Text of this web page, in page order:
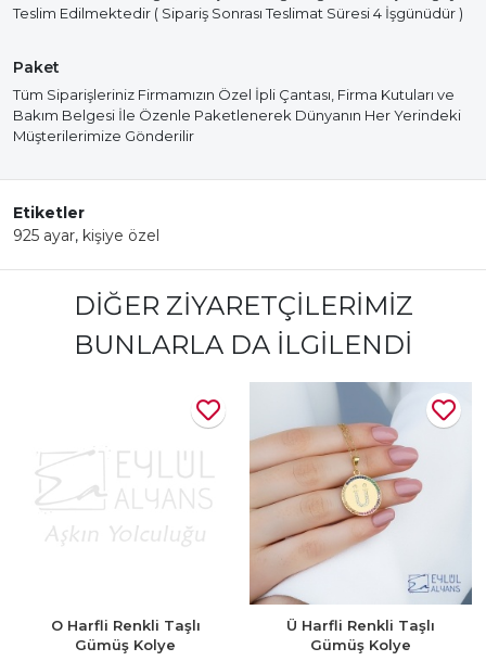
Teslim Edilmektedir ( Sipariş Sonrası Teslimat Süresi 4 İşgünüdür )
Paket
Tüm Siparişleriniz Firmamızın Özel İpli Çantası, Firma Kutuları ve
Bakım Belgesi İle Özenle Paketlenerek Dünyanın Her Yerindeki
Müşterilerimize Gönderilir
Etiketler
925 ayar, kişiye özel
DIĞER ZIYARETÇILERIMIZ
BUNLARLA DA İLGILENDI
O Harfli Renkli Taşlı
Gümüş Kolye
Ü Harfli Renkli Taşlı
Gümüş Kolye